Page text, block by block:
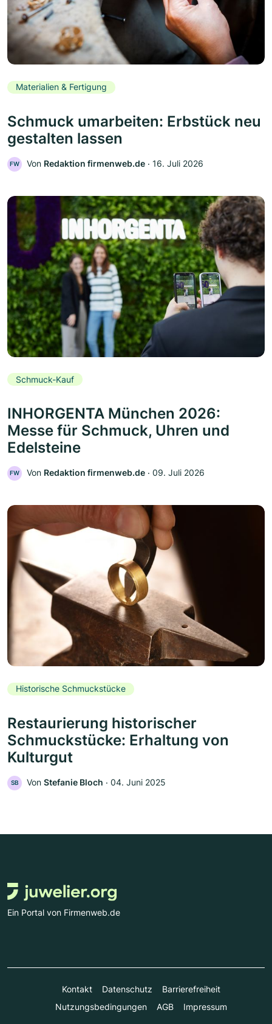
Materialien & Fertigung
Schmuck umarbeiten: Erbstück neu
gestalten lassen
FW Von Redaktion firmenweb.de ‧ 16. Juli 2026
Schmuck-Kauf
INHORGENTA München 2026:
Messe für Schmuck, Uhren und
Edelsteine
FW Von Redaktion firmenweb.de ‧ 09. Juli 2026
Historische Schmuckstücke
Restaurierung historischer
Schmuckstücke: Erhaltung von
Kulturgut
SB Von Stefanie Bloch ‧ 04. Juni 2025
Ein Portal von Firmenweb.de
Kontakt Datenschutz
Barrierefreiheit
Nutzungsbedingungen
AGB Impressum